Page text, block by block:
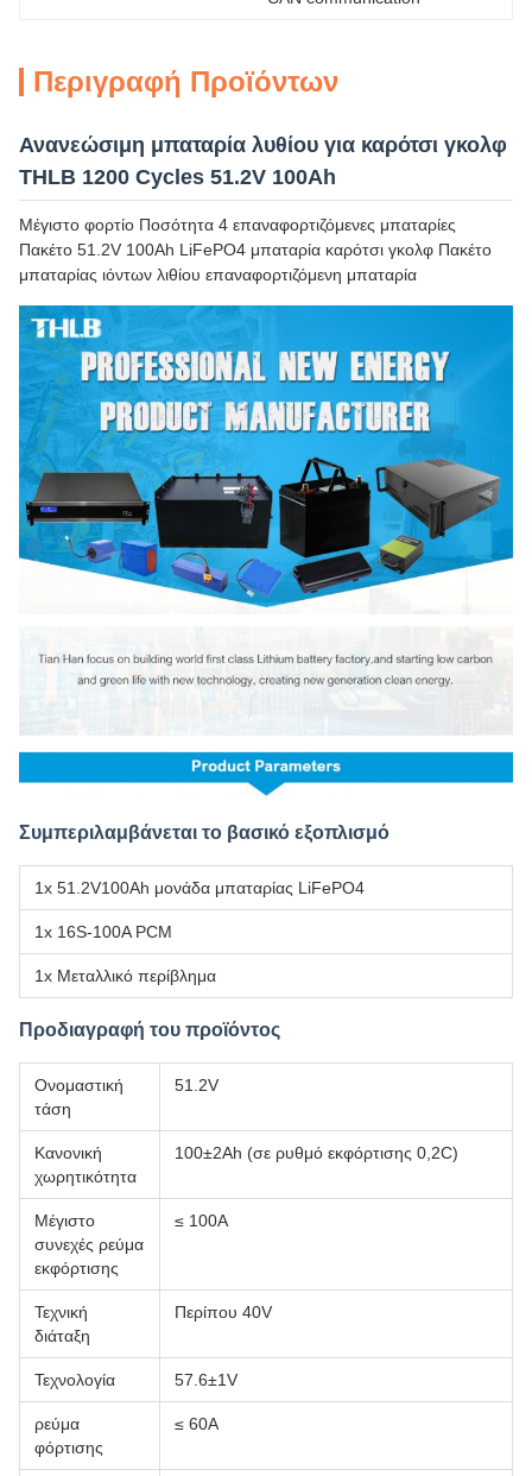
Περιγραφή Προϊόντων
Ανανεώσιμη μπαταρία λυθίου για καρότσι γκολφ
THLB 1200 Cycles 51.2V 100Ah
Μέγιστο φορτίο Ποσότητα 4 επαναφορτιζόμενες μπαταρίες
Πακέτο 51.2V 100Ah LiFePO4 μπαταρία καρότσι γκολφ Πακέτο
μπαταρίας ιόντων λιθίου επαναφορτιζόμενη μπαταρία
Συμπεριλαμβάνεται το βασικό εξοπλισμό
1x 51.2V100Ah μονάδα μπαταρίας LiFePO4
1x 16S-100A PCM
1x Μεταλλικό περίβλημα
Προδιαγραφή του προϊόντος
Ονομαστική
τάση
51.2V
Κανονική
χωρητικότητα
100±2Ah (σε ρυθμό εκφόρτισης 0,2C)
Μέγιστο
συνεχές ρεύμα
εκφόρτισης
≤ 100A
Τεχνική
διάταξη
Περίπου 40V
Τεχνολογία 57.6±1V
ρεύμα
φόρτισης
≤ 60A